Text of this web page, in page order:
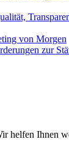
von Morgen
zur
helfen Ihnen